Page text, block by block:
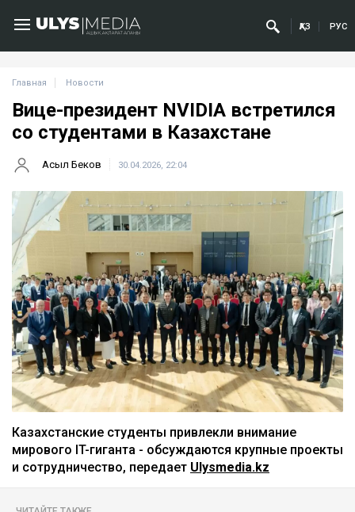
ҚАЗ РУС
Главная Новости
Вице-президент NVIDIA встретился
со студентами в Казахстане
Асыл Беков 30.04.2026, 22:04
Казахстанские студенты привлекли внимание
мирового IT-гиганта - обсуждаются крупные проекты
и сотрудничество, передает Ulysmedia.kz